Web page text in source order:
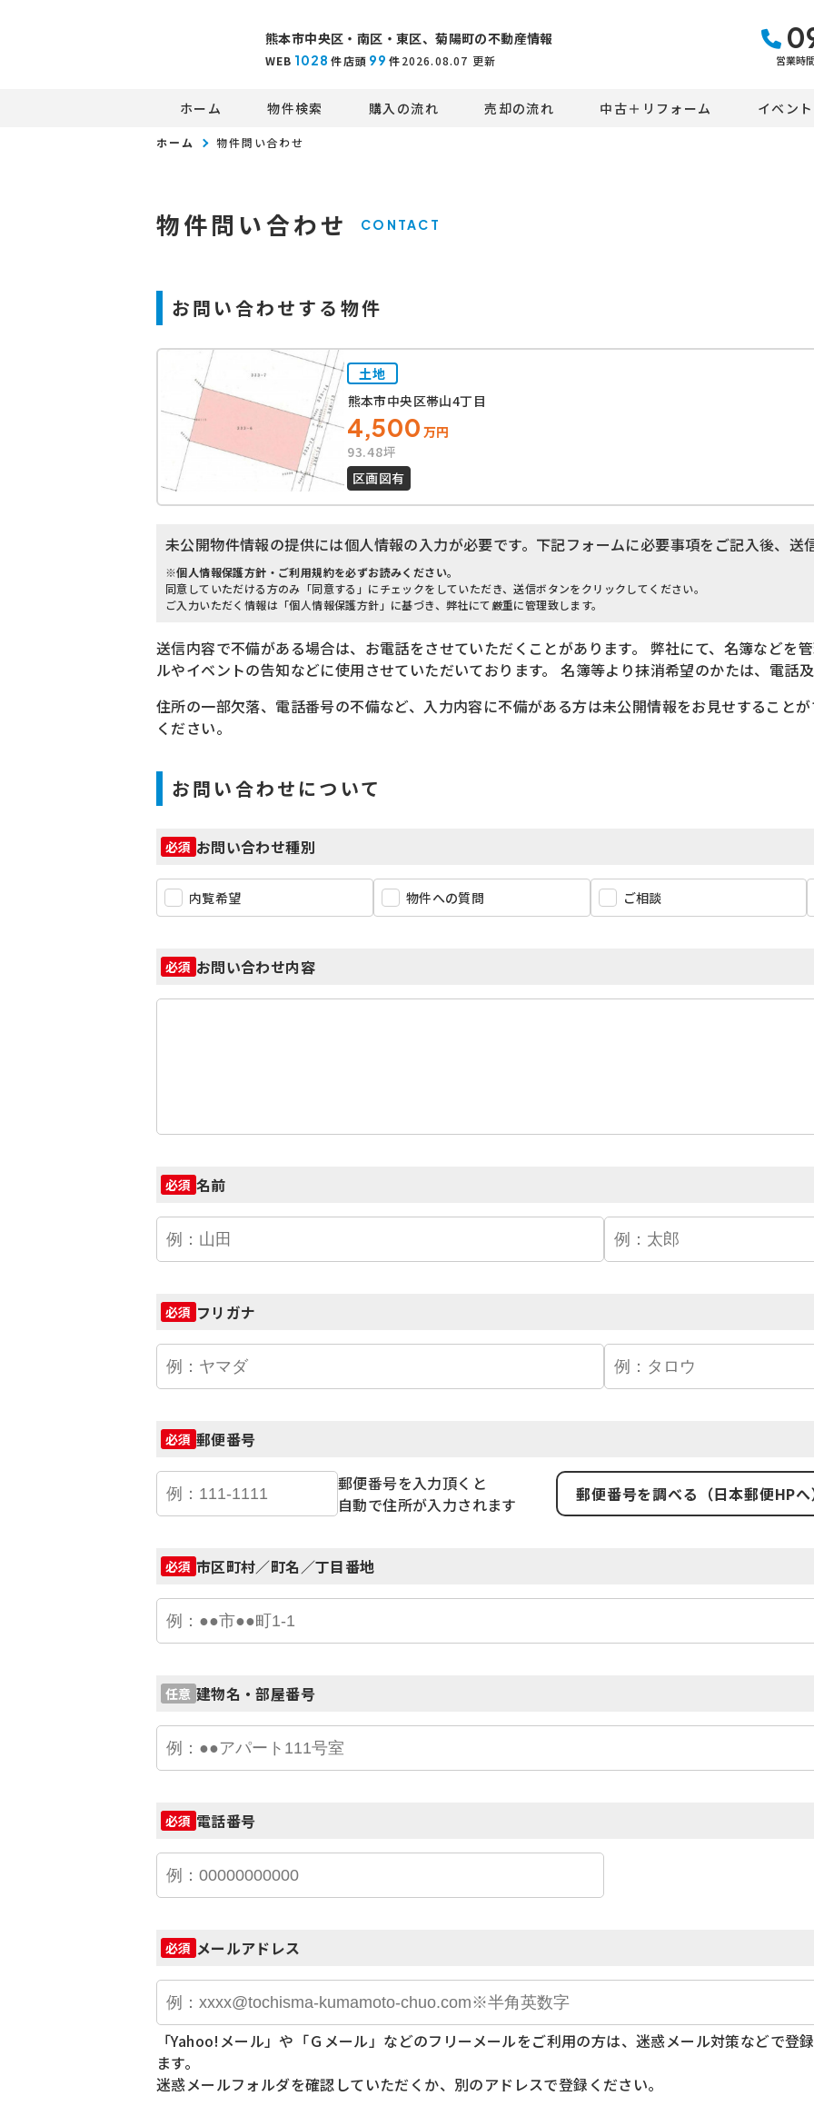
熊本市中央区・南区・東区、菊陽町の不動産情報
WEB 1028 件店頭 99 件2026.08.07 更新 営業時
ホーム 物件検索 購入の流れ 売却の流れ 中古＋リフォーム イベン
ホーム 物件問い合わせ
物件問い合わせ CONTACT
お問い合わせする物件
土地
熊本市中央区帯山4丁目
4,500 万円
93.48坪
区画図有
未公開物件情報の提供には個人情報の入力が必要です。下記フォームに必要事項をご記入後、送
※個人情報保護方針・ご利用規約を必ずお読みください。
同意していただける方のみ「同意する」にチェックをしていただき、送信ボタンをクリックしてください。
ご入力いただく情報は「個人情報保護方針」に基づき、弊社にて厳重に管理致します。
送信内容で不備がある場合は、お電話をさせていただくことがあります。
弊社にて、名簿などを
ルやイベントの告知などに使用させていただいております。 名簿等より抹消希望のかたは、電話
住所の一部欠落、電話番号の不備など、入力内容に不備がある方は未公開情報をお見せすること
ください。
お問い合わせについて
必須 お問い合わせ種別
内覧希望 物件への質問 ご相談
必須 お問い合わせ内容
必須 名前
必須 フリガナ
必須 郵便番号
郵便番号を入力頂くと
自動で住所が入力されます
郵便番号を調べる（日本郵便HP
必須 市区町村／町名／丁目番地
任意 建物名・部屋番号
必須 電話番号
必須 メールアドレス
「Yahoo!メール」や「Ｇメール」などのフリーメールをご利用の方は、迷惑メール対策などで登
ます。
迷惑メールフォルダを確認していただくか、別のアドレスで登録ください。